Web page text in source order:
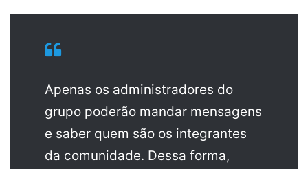
Apenas os administradores do
grupo poderão mandar mensagens
e saber quem são os integrantes
da comunidade. Dessa forma,